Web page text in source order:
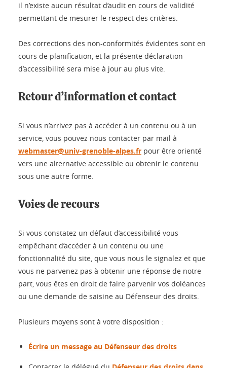
il n’existe aucun résultat d’audit en cours de validité
permettant de mesurer le respect des critères.
Des corrections des non-conformités évidentes sont en
cours de planification, et la présente déclaration
d’accessibilité sera mise à jour au plus vite.
Retour d’information et contact
Si vous n’arrivez pas à accéder à un contenu ou à un
service, vous pouvez nous contacter par mail à
webmaster@univ-grenoble-alpes.fr pour être orienté
vers une alternative accessible ou obtenir le contenu
sous une autre forme.
Voies de recours
Si vous constatez un défaut d’accessibilité vous
empêchant d’accéder à un contenu ou une
fonctionnalité du site, que vous nous le signalez et que
vous ne parvenez pas à obtenir une réponse de notre
part, vous êtes en droit de faire parvenir vos doléances
ou une demande de saisine au Défenseur des droits.
Plusieurs moyens sont à votre disposition :
Écrire un message au Défenseur des droits